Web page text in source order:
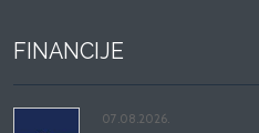
FINANCIJE
07.08.2026.